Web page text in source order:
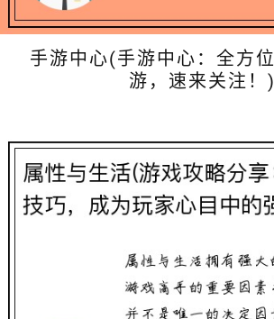
手游中心(手游中心：全方
游，速来关注！)